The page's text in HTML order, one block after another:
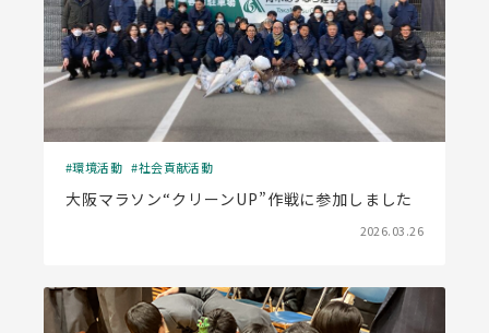
環境活動 社会貢献活動
大阪マラソン“クリーンUP”作戦に参加しました
2026.03.26